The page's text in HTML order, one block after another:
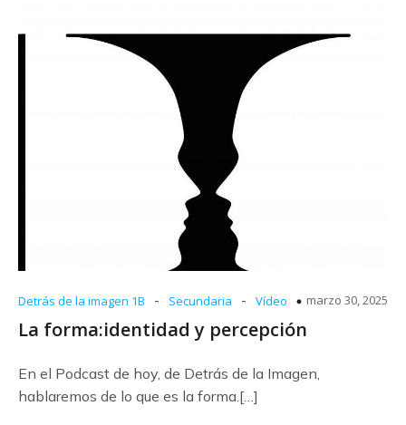
Detrás de la imagen 1B - Secundaria - Vídeo marzo 30, 2025
La forma:identidad y percepción
En el Podcast de hoy, de Detrás de la Imagen,
hablaremos de lo que es la forma.[…]